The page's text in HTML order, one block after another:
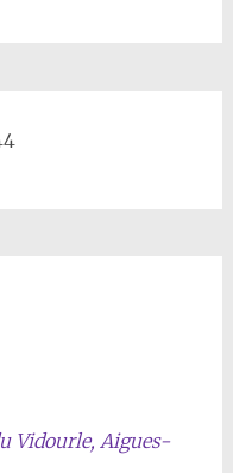
Vidourle, Aigues-